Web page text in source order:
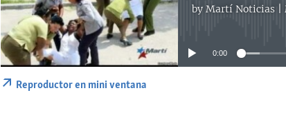
byMartí Noticias |
No media source
0:00
Reproductor en mini ventana